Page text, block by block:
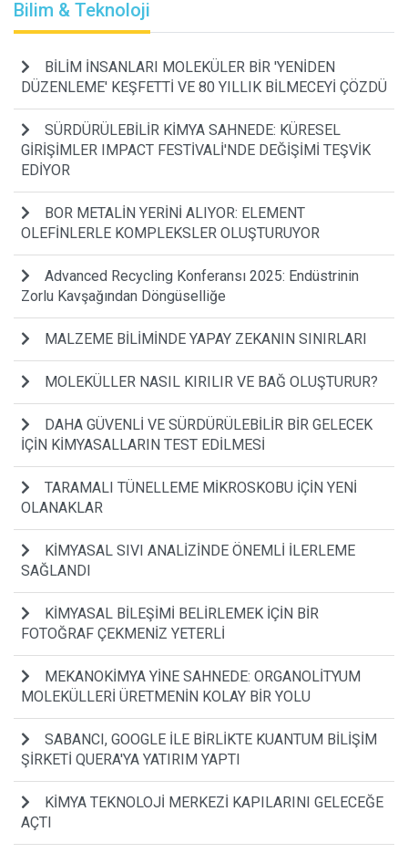
Bilim & Teknoloji
BİLİM İNSANLARI MOLEKÜLER BİR 'YENİDEN
DÜZENLEME' KEŞFETTİ VE 80 YILLIK BİLMECEYİ ÇÖZDÜ
SÜRDÜRÜLEBİLİR KİMYA SAHNEDE: KÜRESEL
GİRİŞİMLER IMPACT FESTİVALİ'NDE DEĞİŞİMİ TEŞVİK
EDİYOR
BOR METALİN YERİNİ ALIYOR: ELEMENT
OLEFİNLERLE KOMPLEKSLER OLUŞTURUYOR
Advanced Recycling Konferansı 2025: Endüstrinin
Zorlu Kavşağından Döngüselliğe
MALZEME BİLİMİNDE YAPAY ZEKANIN SINIRLARI
MOLEKÜLLER NASIL KIRILIR VE BAĞ OLUŞTURUR?
DAHA GÜVENLİ VE SÜRDÜRÜLEBİLİR BİR GELECEK
İÇİN KİMYASALLARIN TEST EDİLMESİ
TARAMALI TÜNELLEME MİKROSKOBU İÇİN YENİ
OLANAKLAR
KİMYASAL SIVI ANALİZİNDE ÖNEMLİ İLERLEME
SAĞLANDI
KİMYASAL BİLEŞİMİ BELİRLEMEK İÇİN BİR
FOTOĞRAF ÇEKMENİZ YETERLİ
MEKANOKİMYA YİNE SAHNEDE: ORGANOLİTYUM
MOLEKÜLLERİ ÜRETMENİN KOLAY BİR YOLU
SABANCI, GOOGLE İLE BİRLİKTE KUANTUM BİLİŞİM
ŞİRKETİ QUERA'YA YATIRIM YAPTI
KİMYA TEKNOLOJİ MERKEZİ KAPILARINI GELECEĞE
AÇTI